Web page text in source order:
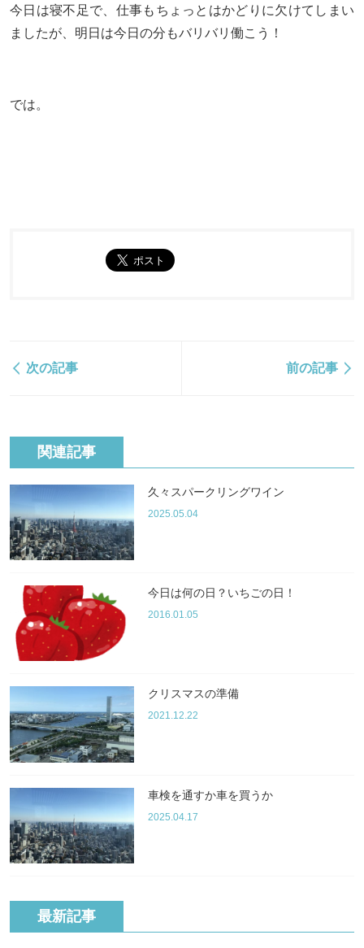
今日は寝不足で、仕事もちょっとはかどりに欠けてしまい
ましたが、明日は今日の分もバリバリ働こう！
では。
次の記事 前の記事
関連記事
久々スパークリングワイン
2025.05.04
今日は何の日？いちごの日！
2016.01.05
クリスマスの準備
2021.12.22
車検を通すか車を買うか
2025.04.17
最新記事